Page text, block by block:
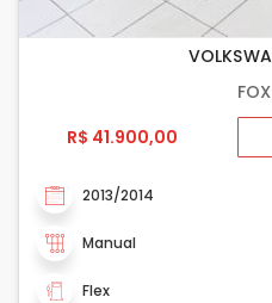
R$ 41.900,00
2013/2014
Manual
Flex